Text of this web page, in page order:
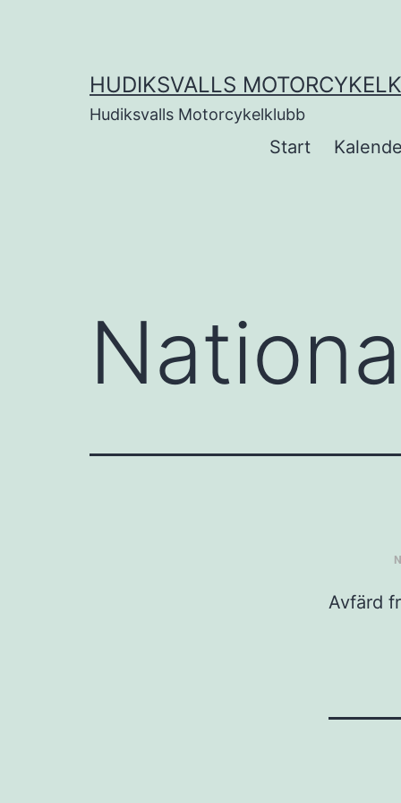
HUDIKSVALLS
Hudiksvalls Motorcykelklubb
Start
Avfärd